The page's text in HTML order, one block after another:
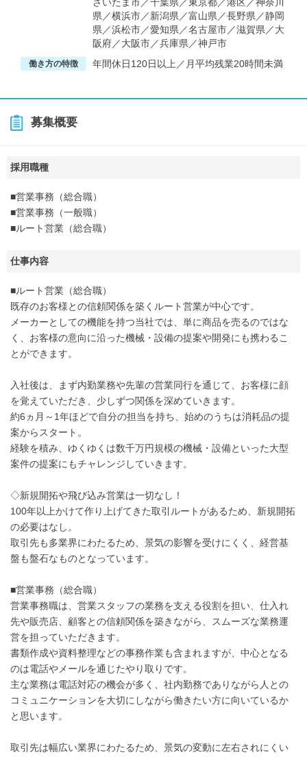
さいたま市／千葉県／東京都／港区／神奈川
県／横浜市／新潟県／富山県／長野県／静岡
県／浜松市／愛知県／名古屋市／滋賀県／大
阪府／大阪市／兵庫県／神戸市
働き方の特徴 年間休日120日以上／月平均残業20時間未満
募集概要
採用職種
■営業事務（総合職）
■営業事務（一般職）
■ルート営業（総合職）
仕事内容
■ルート営業（総合職）
既存のお客様との信頼関係を築くルート営業が中心です。
メーカーとしての機能を持つ当社では、単に商品を売るのではな
く、お客様の意向に沿った機械・設備の提案や開発にも携わるこ
とができます。
入社後は、まず内勤業務や先輩の営業同行を通じて、お客様に顔
を覚えていただき、少しずつ関係を深めていきます。
約6ヵ月～1年ほどで自分の担当を持ち、始めのうちは消耗品の提
案からスタート。
経験を積み、ゆくゆくは数千万円規模の機械・設備といった大型
案件の提案にもチャレンジしていきます。
◇新規開拓や飛び込み営業は一切なし！
100年以上かけて作り上げてきた取引ルートがあるため、新規開拓
の必要はなし。
取引先も多業界にわたるため、景気の影響を受けにくく、経営基
盤も盤石なものとなっています。
■営業事務（総合職）
営業事務職は、営業スタッフの業務を支える役割を担い、仕入れ
先や販売店、顧客との信頼関係を築きながら、スムーズな業務運
営を担っていただきます。
書類作成や資料整理などの事務作業も含まれますが、中心となる
のは電話やメールを通じたやり取りです。
主な業務は電話対応の機会が多く、社内勤務でありながら人との
コミュニケーションを大切にしながら働きたい方に向いているか
と思います。
取引先は幅広い業界にわたるため、景気の変動に左右されにくい